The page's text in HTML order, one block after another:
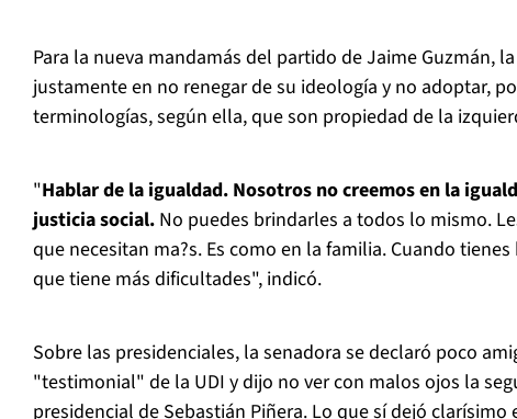
Para la nueva mandamás del partido de Jaime Guzmán,
justamente en no renegar de su ideología y no adoptar,
terminologías, según ella, que son propiedad de la
"Hablar de la igualdad. Nosotros no creemos en la
justicia social. No puedes brindarles a todos lo mismo.
que necesitan ma?s. Es como en la familia. Cuando
que tiene más dificultades", indicó.
Sobre las presidenciales, la senadora se declaró poco
"testimonial" de la UDI y dijo no ver con malos ojos la
presidencial de Sebastián Piñera. Lo que sí dejó clarísimo